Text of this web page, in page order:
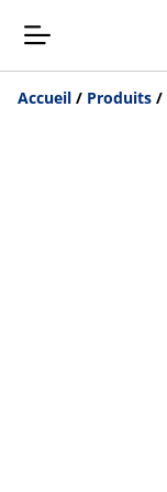
Accueil / Produits /